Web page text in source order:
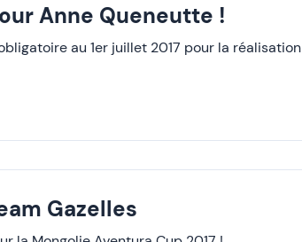
Anne Queneutte !
au 1er juillet 2017 pour la réalisation
Gazelles